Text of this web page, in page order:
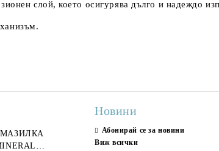
слой, което осигурява дълго и надеждо
см,
Гранитогрес LESY GREY
GOLD 60х120см, тип
СТЕННИ ПЛОЧКИ
30X90CM, ГЛАНЦ
Новини
Абонирай се за новини
Виж всички